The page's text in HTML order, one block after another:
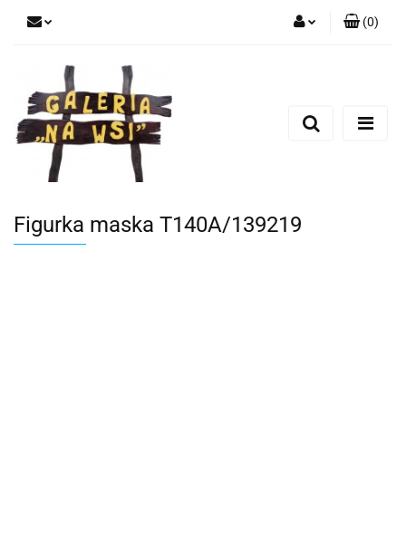
Dodaj zgłoszenie
(0)
Figurka maska T140A/139219